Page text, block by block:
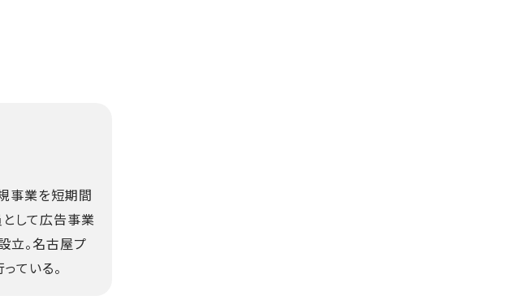
事業を短期間
して広告事業
立。名古屋プ
ている。